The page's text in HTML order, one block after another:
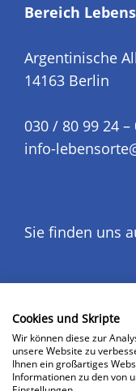
Bereich
Argentinische
14163 Berlin
030 / 80 99 24 –
info-
Sie finden uns
Impressum
Datenschutz
Cookies und Skripte
Wir können diese zur
unsere Website zu
Ihnen ein großartiges
Informationen zu den von